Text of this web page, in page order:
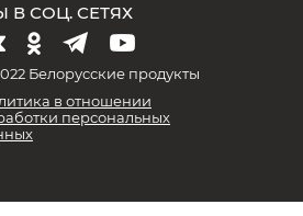
В СОЦ. СЕТЯХ
Белорусские продукты
в отношении
персональных